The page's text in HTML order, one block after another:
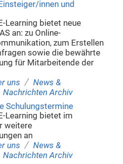
innen und
Learning bietet neue
an: zu Online-
zum Erstellen
sowie die bewährte
für Mitarbeitende der
uns / News &
Nachrichten Archiv
Schulungstermine
Learning bietet im
weitere
an
uns / News &
Nachrichten Archiv